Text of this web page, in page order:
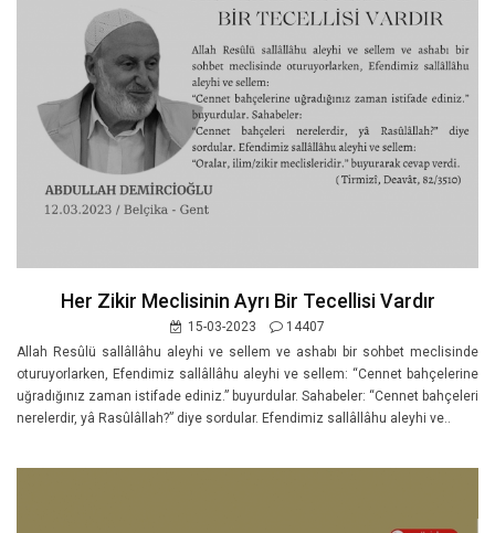
Her Zikir Meclisinin Ayrı Bir Tecellisi Vardır
15-03-2023
14407
Allah Resûlü sallâllâhu aleyhi ve sellem ve ashabı bir sohbet meclisinde
oturuyorlarken, Efendimiz sallâllâhu aleyhi ve sellem: “Cennet bahçelerine
uğradığınız zaman istifade ediniz.” buyurdular. Sahabeler: “Cennet bahçeleri
nerelerdir, yâ Rasûlâllah?” diye sordular. Efendimiz sallâllâhu aleyhi ve..